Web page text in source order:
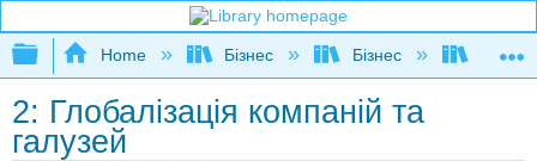
Expand/collapse global hierarchy
Home Бізнес Бізнес
2: Глобалізація компаній та
галузей